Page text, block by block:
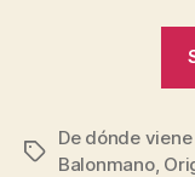
Etiquetas
De dónde
Balonmano,